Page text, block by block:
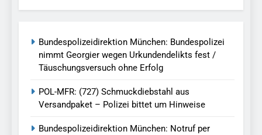
Bundespolizeidirektion München: Bundespolizei
nimmt Georgier wegen Urkundendelikts fest /
Täuschungsversuch ohne Erfolg
POL-MFR: (727) Schmuckdiebstahl aus
Versandpaket – Polizei bittet um Hinweise
Bundespolizeidirektion München: Notruf per